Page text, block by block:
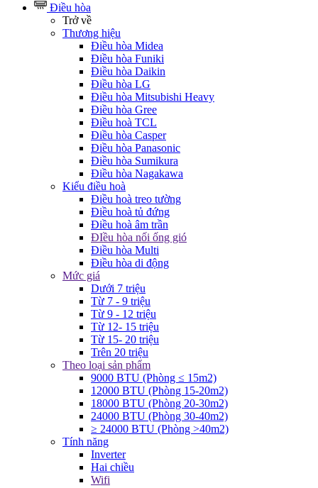
Điều hòa
Trở về
Thương hiệu
Điều hòa Midea
Điều hòa Funiki
Điều hòa Daikin
Điều hòa LG
Điều hòa Mitsubishi Heavy
Điều hòa Gree
Điều hoà TCL
Điều hòa Casper
Điều hòa Panasonic
Điều hòa Sumikura
Điều hòa Nagakawa
Kiểu điều hoà
Điều hoà treo tường
Điều hoà tủ đứng
Điều hoà âm trần
ĐIều hòa nối ống gió
Điều hòa Multi
Điều hòa di động
Mức giá
Dưới 7 triệu
Từ 7 - 9 triệu
Từ 9 - 12 triệu
Từ 12- 15 triệu
Từ 15- 20 triệu
Trên 20 triệu
Theo loại sản phẩm
9000 BTU (Phòng ≤ 15m2)
12000 BTU (Phòng 15-20m2)
18000 BTU (Phòng 20-30m2)
24000 BTU (Phòng 30-40m2)
≥ 24000 BTU (Phòng >40m2)
Tính năng
Inverter
Hai chiều
Wifi